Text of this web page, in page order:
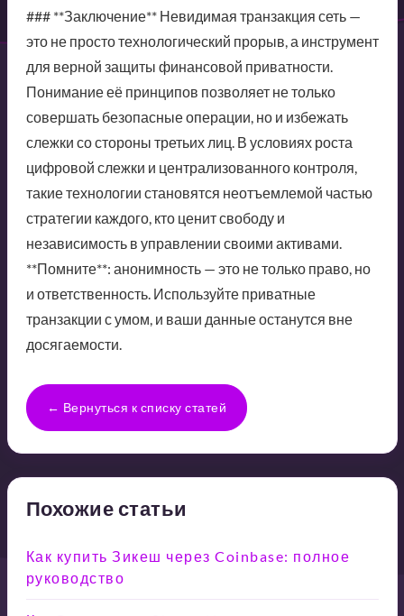
### **Заключение** Невидимая транзакция сеть —
это не просто технологический прорыв, а инструмент
для верной защиты финансовой приватности.
Понимание её принципов позволяет не только
совершать безопасные операции, но и избежать
слежки со стороны третьих лиц. В условиях роста
цифровой слежки и централизованного контроля,
такие технологии становятся неотъемлемой частью
стратегии каждого, кто ценит свободу и
независимость в управлении своими активами.
**Помните**: анонимность — это не только право, но
и ответственность. Используйте приватные
транзакции с умом, и ваши данные останутся вне
досягаемости.
← Вернуться к списку статей
Похожие статьи
Как купить Зикеш через Coinbase: полное
руководство